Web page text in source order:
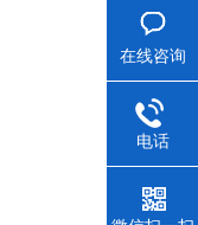
在线咨询
电话